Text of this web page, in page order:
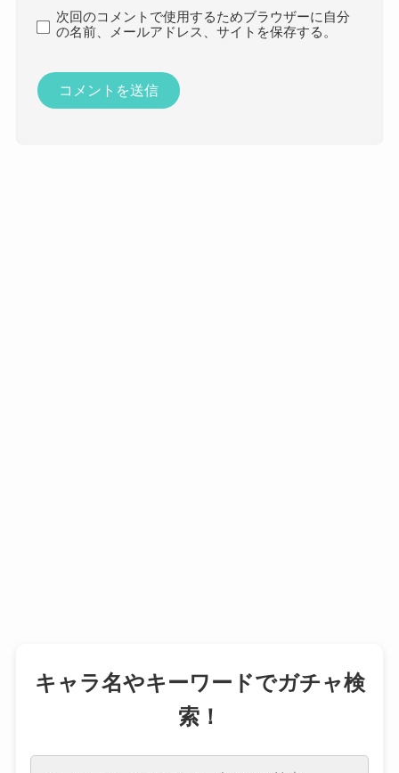
次回のコメントで使用するためブラウザーに自分
の名前、メールアドレス、サイトを保存する。
キャラ名やキーワードでガチャ検
索！